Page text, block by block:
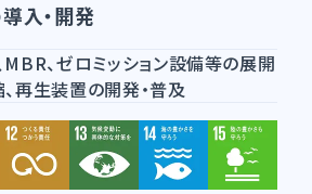
入・開発
、ゼロミッション設備等の展開
再生装置の開発・普及